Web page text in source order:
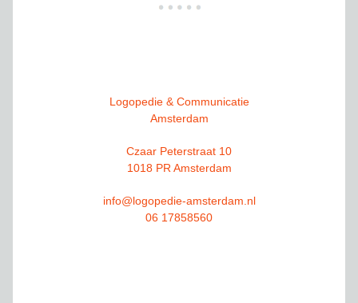
Logopedie & Communicatie
Amsterdam
Czaar Peterstraat 10
1018 PR Amsterdam
info@logopedie-amsterdam.nl
06 17858560